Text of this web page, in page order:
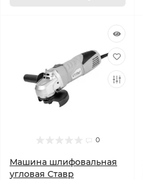
0
Машина шлифовальная
угловая Ставр